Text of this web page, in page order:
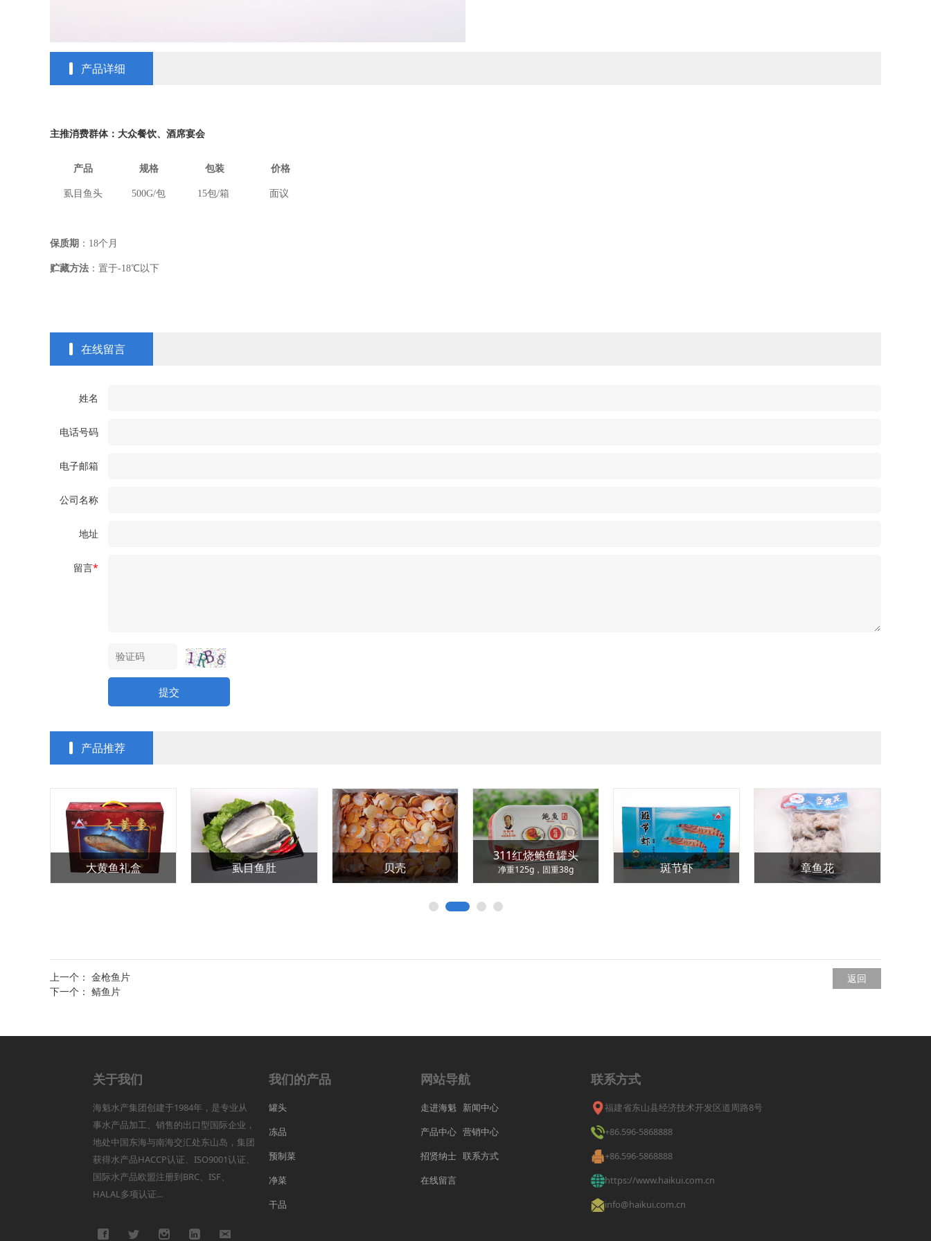
产品详细
主推消费群体：大众餐饮、酒席宴会
产品 规格 包装 价格
虱目鱼头 500G/包 15包/箱 面议
保质期 ： 18个月
贮藏方法 ：置于-18℃ 以下
在线留言
姓名
电话号码
电子邮箱
公司名称
地址
留言*
提交
产品推荐
大黄鱼礼盒 虱目鱼肚 贝壳
311红烧鲍鱼罐头
净重125g，固重38g 斑节虾 章鱼花
上一个： 金枪鱼片
下一个： 鲭鱼片
返回
关于我们
海魁水产集团创建于1984年，是专业从
事水产品加工、销售的出口型国际企业，
地处中国东海与南海交汇处东山岛，集团
获得水产品HACCP认证、ISO9001认证、
国际水产品欧盟注册到BRC、ISF、
HALAL多项认证...
我们的产品
罐头
冻品
预制菜
净菜
干品
网站导航
走进海魁 新闻中心
产品中心 营销中心
招贤纳士 联系方式
在线留言
联系方式
福建省东山县经济技术开发区道周路8号
+86.596-5868888
+86.596-5868888
https://www.haikui.com.cn
info@haikui.com.cn